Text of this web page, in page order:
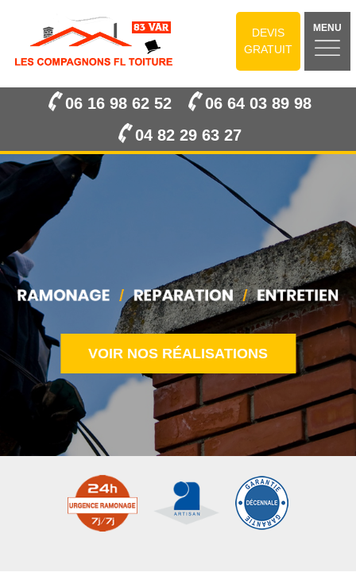
DEVIS
GRATUIT
MENU
06 16 98 62 52
06 64 03 89 98
04 82 29 63 27
VOIR NOS RÉALISATIONS